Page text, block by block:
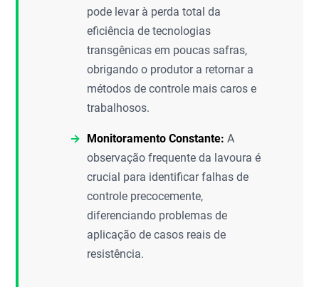
pode levar à perda total da
eficiência de tecnologias
transgênicas em poucas safras,
obrigando o produtor a retornar a
métodos de controle mais caros e
trabalhosos.
Monitoramento Constante: A
observação frequente da lavoura é
crucial para identificar falhas de
controle precocemente,
diferenciando problemas de
aplicação de casos reais de
resistência.